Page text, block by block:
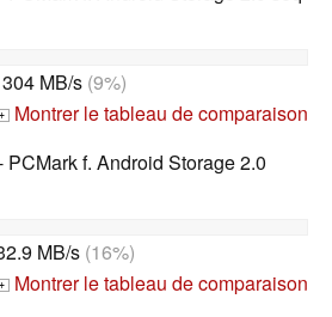
304 MB/s (9%)
+ Montrer le tableau de comparaison
PCMark f. Android Storage 2.0
MB/s(16%)
+ Montrer le tableau de comparaison